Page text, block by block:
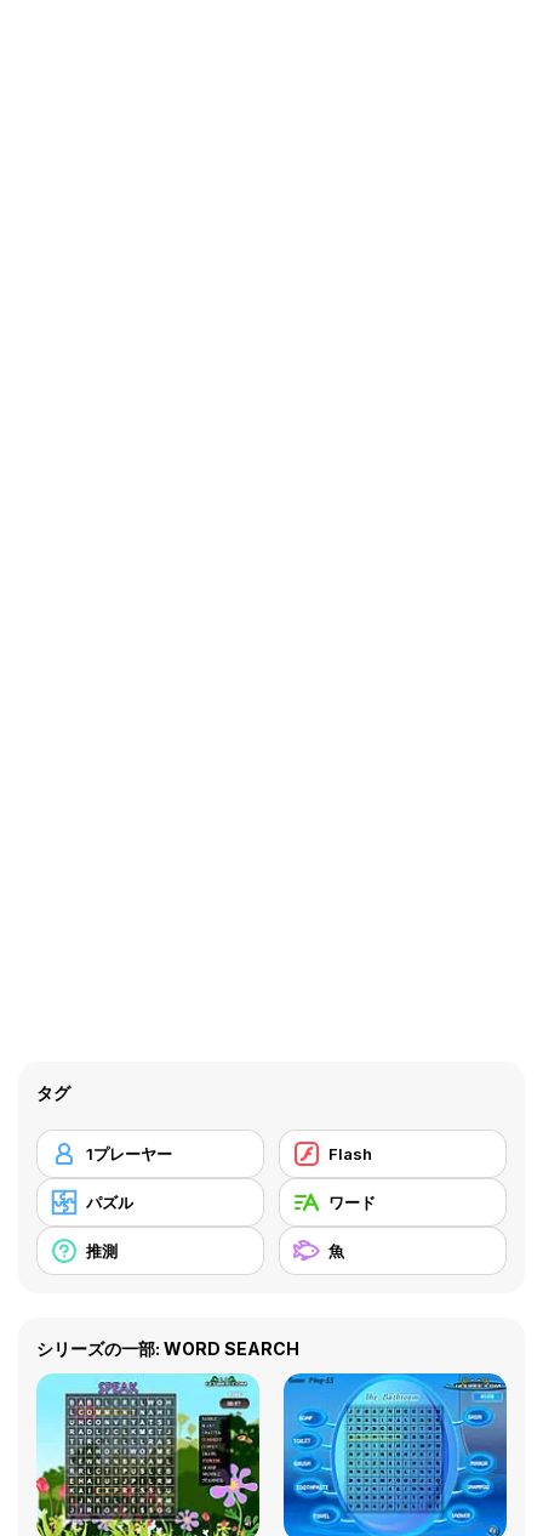
タグ
1プレーヤー Flash
パズル ワード
推測 魚
シリーズの一部: WORD SEARCH